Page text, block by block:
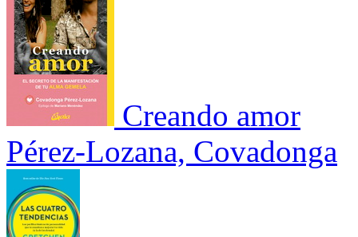
Creando amor
Pérez-Lozana, Covadonga